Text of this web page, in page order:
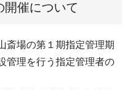
開催について
場の第１期指定管理期
管理を行う指定管理者の